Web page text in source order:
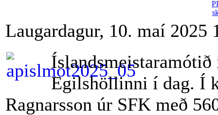
Laugardagur, 10. maí 2025
Egilshöllinni í dag. Í
Ragnarsson úr SFK með